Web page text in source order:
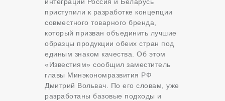
приступили к разработке концепции
совместного товарного бренда,
который призван объединить лучшие
образцы продукции обеих стран под
единым знаком качества. Об этом
«Известиям» сообщил заместитель
главы Минэкономразвития РФ
Дмитрий Вольвач. По его словам, уже
разработаны базовые подходы и